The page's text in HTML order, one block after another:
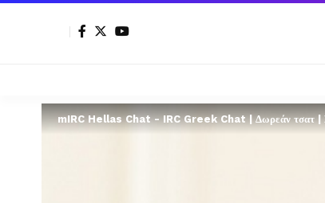
mIRC Hellas Chat - IRC Greek Chat | Δωρεάν τσατ |